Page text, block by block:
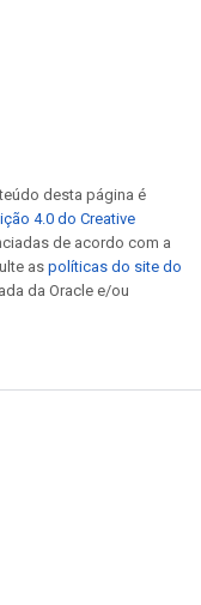
desta página é
4.0 do Creative
de acordo com a
aspolíticas do site do
da Oracle e/ou